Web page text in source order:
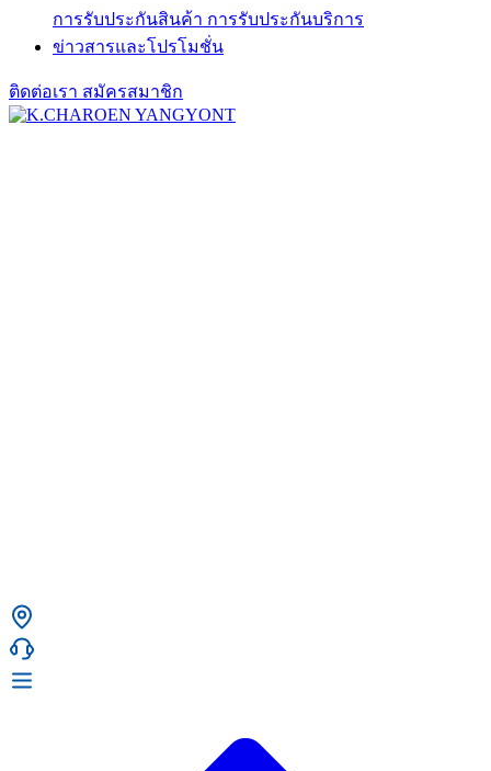
การรับประกันสินค้า การรับประกันบริการ
ข่าวสารและโปรโมชั่น
ติดต่อเรา สมัครสมาชิก